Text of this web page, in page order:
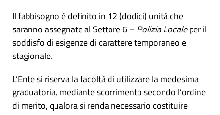
Il fabbisogno è definito in 12 (dodici) unità che
saranno assegnate al Settore 6 –Polizia Localeper il
soddisfo di esigenze di carattere temporaneo e
stagionale.
L’Ente si riserva la facoltà di utilizzare la medesima
graduatoria, mediante scorrimento secondo l’ordine
di merito, qualora si renda necessario costituire